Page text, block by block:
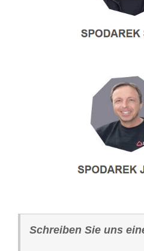
Schreiben Sie uns